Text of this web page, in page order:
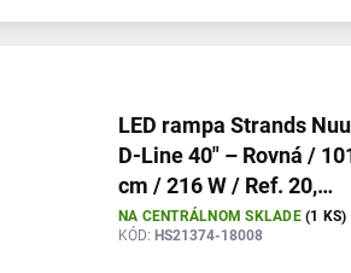
LED rampa Strands
D-Line 40" – Rovná /
cm / 216 W / Ref. 20,
svetlo + káblový zväzok
NA CENTRÁLNOM SKLADE(1 KS)
KÓD: HS21374-18008